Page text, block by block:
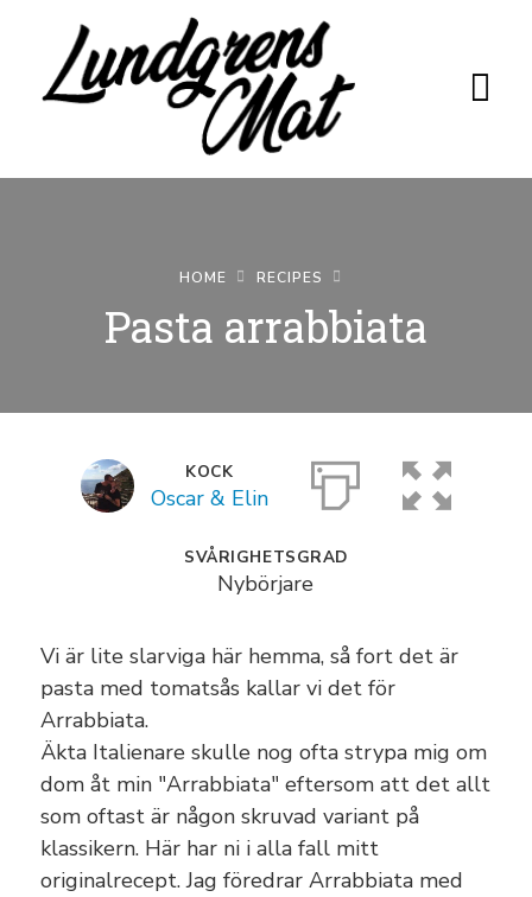
Recept
Per & Berit
Camilla &
Åke
Felicia &
Micke
Vegetariskt
Lättlagat
Glutenfritt
HOME RECIPES
Pasta arrabbiata
KOCK
Oscar & Elin
SVÅRIGHETSGRAD
Nybörjare
Vi är lite slarviga här hemma, så fort det är
pasta med tomatsås kallar vi det för
Arrabbiata.
Äkta Italienare skulle nog ofta strypa mig om
dom åt min "Arrabbiata" eftersom att det allt
som oftast är någon skruvad variant på
klassikern. Här har ni i alla fall mitt
originalrecept. Jag föredrar Arrabbiata med